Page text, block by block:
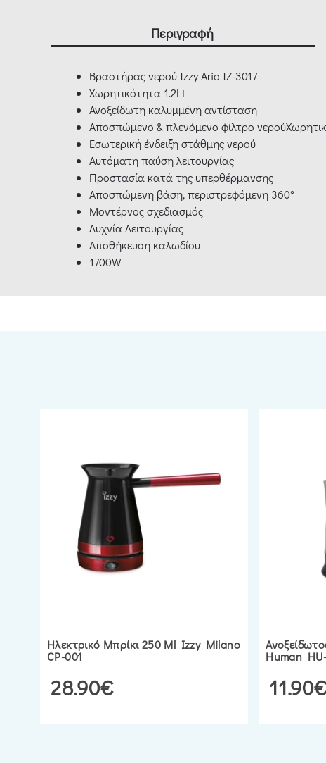
Περιγραφή
Βραστήρας νερού Izzy Aria ΙΖ-3017
Χωρητικότητα 1.2Lt
Ανοξείδωτη καλυμμένη αντίσταση
Αποσπώμενο & πλενόμενο φίλτρο
Εσωτερική ένδειξη στάθμης νερού
Αυτόματη παύση λειτουργίας
Προστασία κατά της υπερθέρμανσης
Αποσπώμενη βάση, περιστρεφόμενη 360°
Μοντέρνος σχεδιασμός
Λυχνία Λειτουργίας
Αποθήκευση καλωδίου
1700W
Ηλεκτρικό Μπρίκι 250 Ml Izzy Milano
CP-001
28.90€
Human